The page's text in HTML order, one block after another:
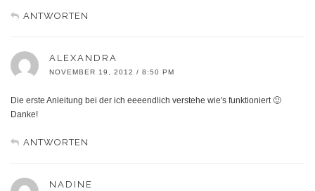
ANTWORTEN
ALEXANDRA
NOVEMBER 19, 2012 / 8:50 PM
Die erste Anleitung bei der ich eeeendlich verstehe wie's funktioniert 🙂
Danke!
ANTWORTEN
NADINE